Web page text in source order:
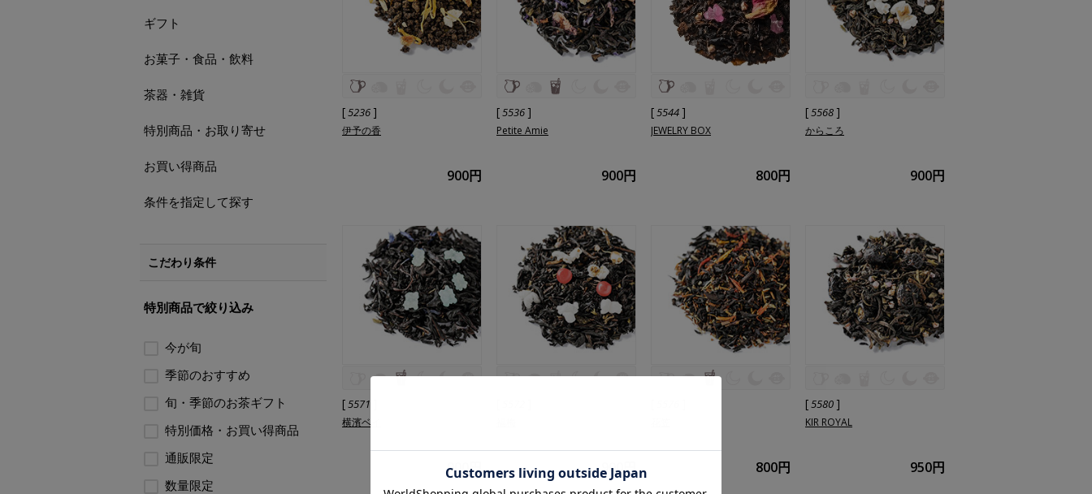
[5236 ]
伊予の香
900円
[5536 ]
Petite Amie
900円
[5544 ]
JEWELRY BOX
800円
[5568 ]
からころ
900円
[5571
横濱ベイ
900円 900円 800円
[5580 ]
KIR ROYAL
950円
ギフト
お菓子・食品・飲料
茶器・雑貨
特別商品・お取り寄せ
お買い得商品
条件を指定して探す
こだわり条件
特別商品で絞り込み
今が旬
季節のおすすめ
旬・季節のお茶ギフト
特別価格・お買い得商品
通販限定
数量限定